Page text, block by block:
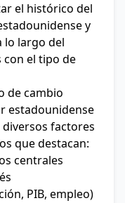
el histórico del
y
lo largo del
con el tipo de
de cambio
estadounidense
factores
que destacan:
centrales
PIB, empleo)